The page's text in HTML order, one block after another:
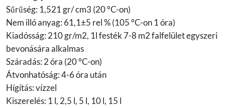
Sűrűség: 1,521 gr/ cm3 (20 °C-on)
Nem illó anyag: 61,1±5 rel % (105 °C-on 1 óra)
Kiadósság: 210 gr/m2, 1l festék 7-8 m2 falfelület egyszeri
bevonására alkalmas
Száradás: 2 óra (20 °C-on)
Átvonhatóság: 4-6 óra után
Hígítás: vízzel
Kiszerelés: 1 l, 2,5 l, 5 l, 10 l, 15 l